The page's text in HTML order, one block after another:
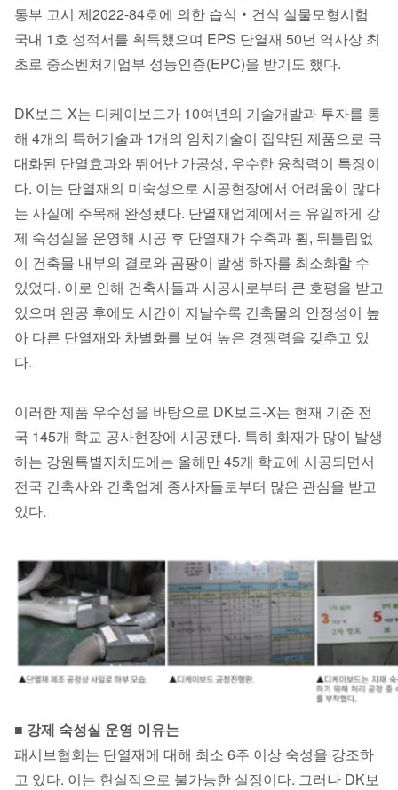
통부 고시 제2022-84호에 의한 습식‧건식 실물모형시험
국내 1호 성적서를 획득했으며 EPS 단열재 50년 역사상 최
초로 중소벤처기업부 성능인증(EPC)을 받기도 했다.
DK보드-X는 디케이보드가 10여년의 기술개발과 투자를 통
해 4개의 특허기술과 1개의 임치기술이 집약된 제품으로 극
대화된 단열효과와 뛰어난 가공성, 우수한 융착력이 특징이
다. 이는 단열재의 미숙성으로 시공현장에서 어려움이 많다
는 사실에 주목해 완성됐다. 단열재업계에서는 유일하게 강
제 숙성실을 운영해 시공 후 단열재가 수축과 휨, 뒤틀림없
이 건축물 내부의 결로와 곰팡이 발생 하자를 최소화할 수
있었다. 이로 인해 건축사들과 시공사로부터 큰 호평을 받고
있으며 완공 후에도 시간이 지날수록 건축물의 안정성이 높
아 다른 단열재와 차별화를 보여 높은 경쟁력을 갖추고 있
다.
이러한 제품 우수성을 바탕으로 DK보드-X는 현재 기준 전
국 145개 학교 공사현장에 시공됐다. 특히 화재가 많이 발생
하는 강원특별자치도에는 올해만 45개 학교에 시공되면서
전국 건축사와 건축업계 종사자들로부터 많은 관심을 받고
있다.
■ 강제 숙성실 운영 이유는
패시브협회는 단열재에 대해 최소 6주 이상 숙성을 강조하
고 있다. 이는 현실적으로 불가능한 실정이다. 그러나 DK보